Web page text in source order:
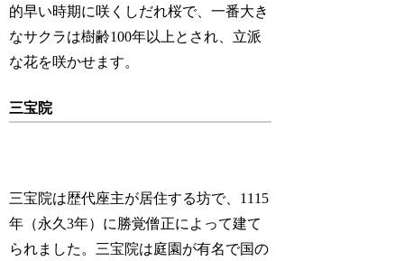
的早い時期に咲くしだれ桜で、一番大き
なサクラは樹齢100年以上とされ、立派
な花を咲かせます。
三宝院
三宝院は歴代座主が居住する坊で、1115
年（永久3年）に勝覚僧正によって建て
られました。三宝院は庭園が有名で国の